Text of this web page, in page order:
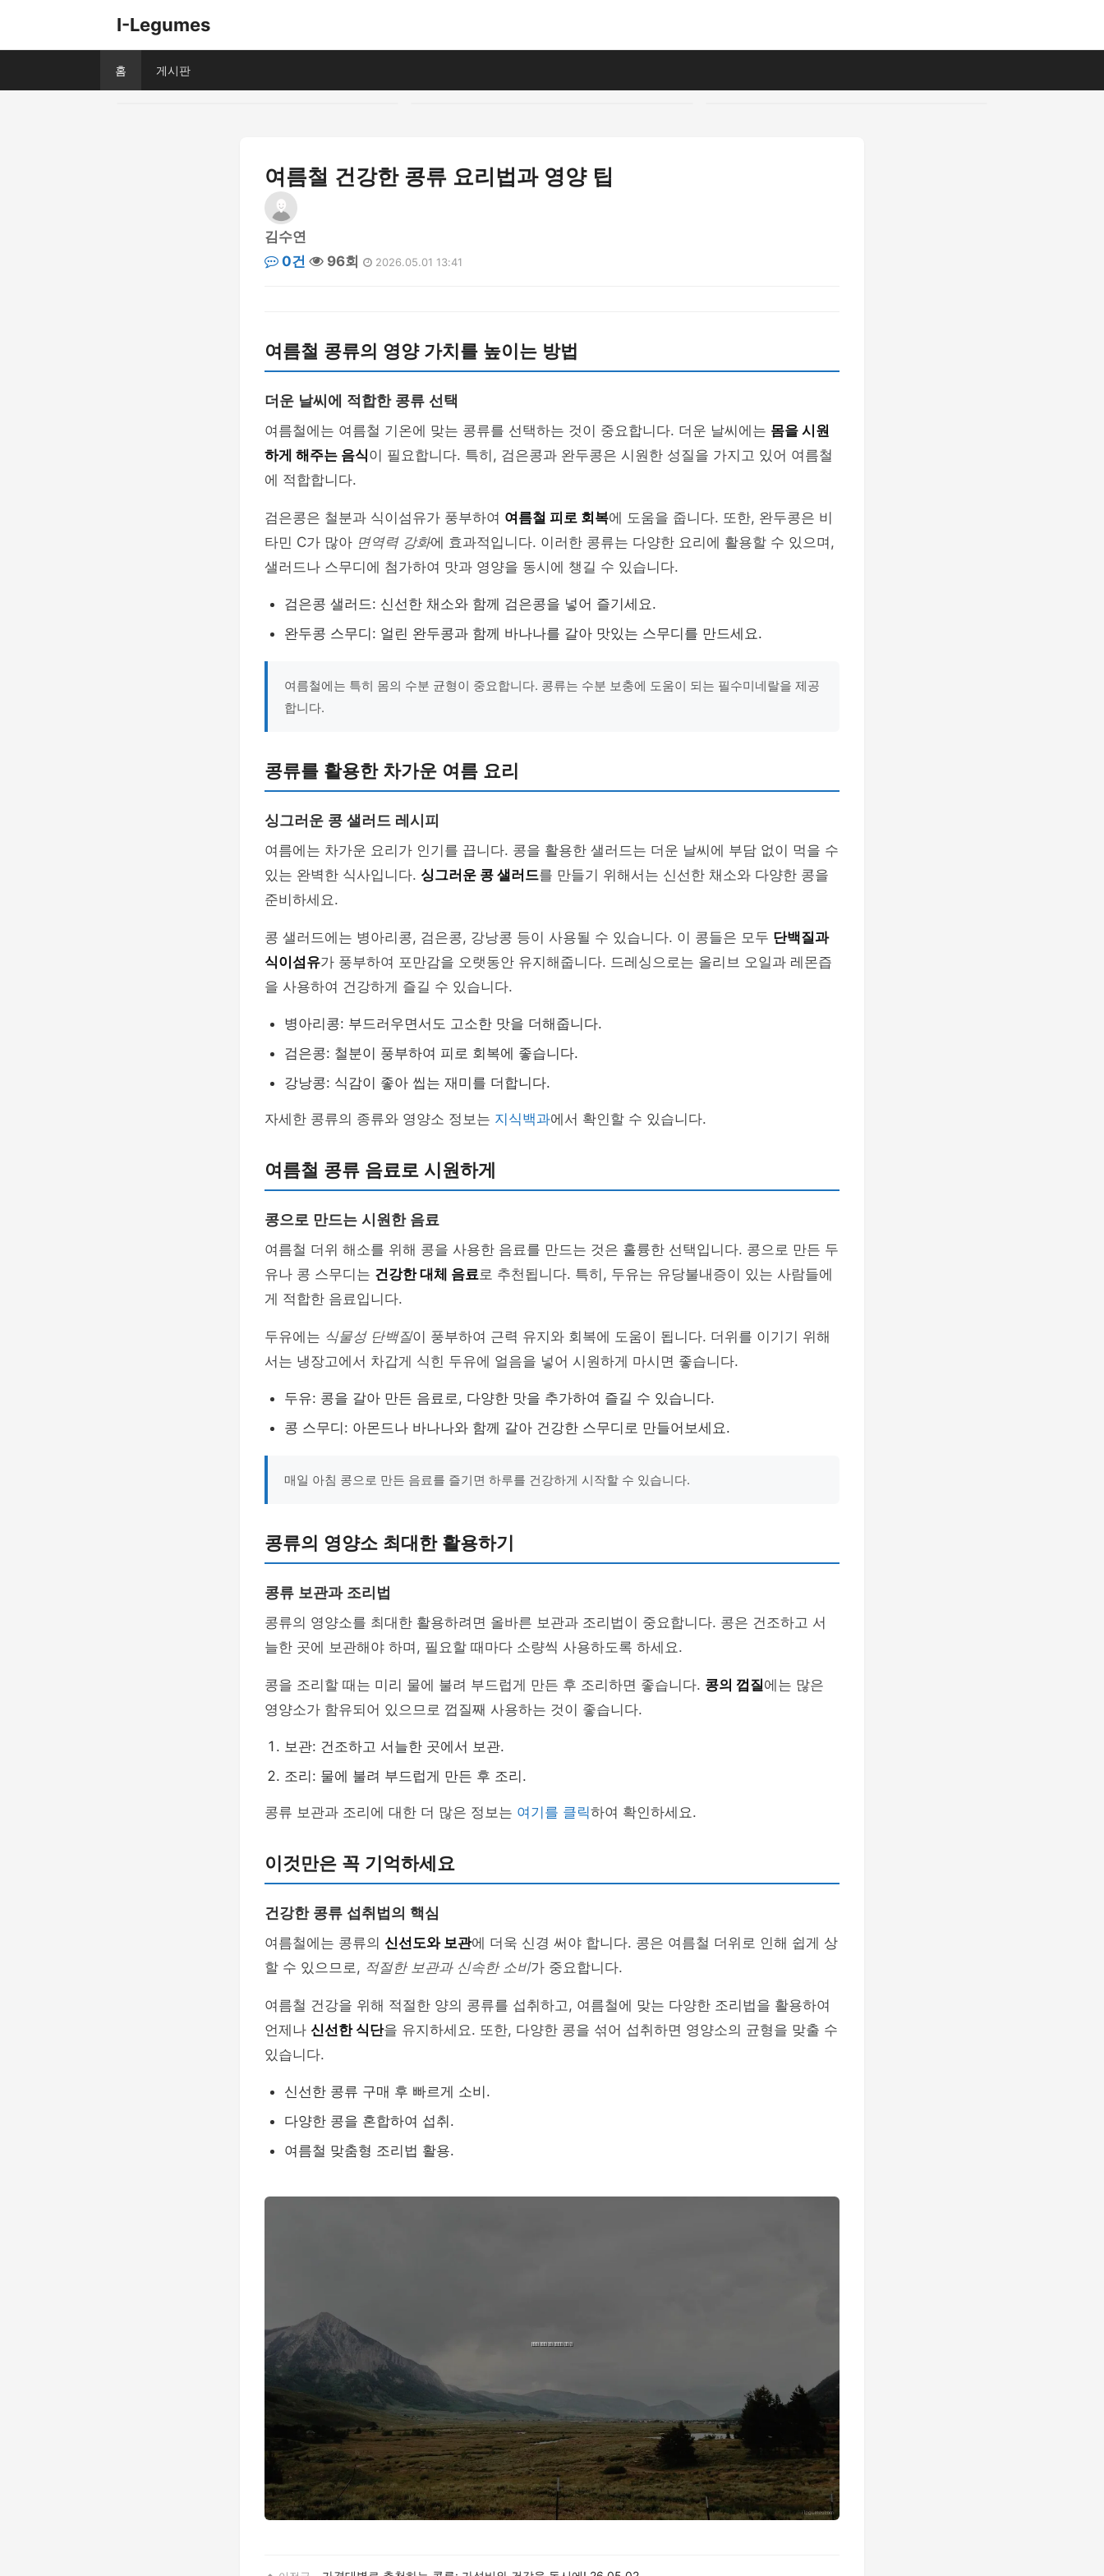
I-Legumes
홈 게시판
여름철 건강한 콩류 요리법과 영양 팁
김수연
0건
96회 2026.05.01 13:41
여름철 콩류의 영양 가치를 높이는 방법
더운 날씨에 적합한 콩류 선택
여름철에는 여름철 기온에 맞는 콩류를 선택하는 것이 중요합니다. 더운 날씨에는 몸을 시원
하게 해주는 음식이 필요합니다. 특히, 검은콩과 완두콩은 시원한 성질을 가지고 있어 여름철
에 적합합니다.
검은콩은 철분과 식이섬유가 풍부하여 여름철 피로 회복에 도움을 줍니다. 또한, 완두콩은 비
타민 C가 많아 면역력 강화에 효과적입니다. 이러한 콩류는 다양한 요리에 활용할 수 있으며,
샐러드나 스무디에 첨가하여 맛과 영양을 동시에 챙길 수 있습니다.
검은콩 샐러드: 신선한 채소와 함께 검은콩을 넣어 즐기세요.
완두콩 스무디: 얼린 완두콩과 함께 바나나를 갈아 맛있는 스무디를 만드세요.
여름철에는 특히 몸의 수분 균형이 중요합니다. 콩류는 수분 보충에 도움이 되는 필수미네랄을 제공
합니다.
콩류를 활용한 차가운 여름 요리
싱그러운 콩 샐러드 레시피
여름에는 차가운 요리가 인기를 끕니다. 콩을 활용한 샐러드는 더운 날씨에 부담 없이 먹을 수
있는 완벽한 식사입니다. 싱그러운 콩 샐러드를 만들기 위해서는 신선한 채소와 다양한 콩을
준비하세요.
콩 샐러드에는 병아리콩, 검은콩, 강낭콩 등이 사용될 수 있습니다. 이 콩들은 모두 단백질과
식이섬유가 풍부하여 포만감을 오랫동안 유지해줍니다. 드레싱으로는 올리브 오일과 레몬즙
을 사용하여 건강하게 즐길 수 있습니다.
병아리콩: 부드러우면서도 고소한 맛을 더해줍니다.
검은콩: 철분이 풍부하여 피로 회복에 좋습니다.
강낭콩: 식감이 좋아 씹는 재미를 더합니다.
자세한 콩류의 종류와 영양소 정보는 지식백과에서 확인할 수 있습니다.
여름철 콩류 음료로 시원하게
콩으로 만드는 시원한 음료
여름철 더위 해소를 위해 콩을 사용한 음료를 만드는 것은 훌륭한 선택입니다. 콩으로 만든 두
유나 콩 스무디는 건강한 대체 음료로 추천됩니다. 특히, 두유는 유당불내증이 있는 사람들에
게 적합한 음료입니다.
두유에는 식물성 단백질이 풍부하여 근력 유지와 회복에 도움이 됩니다. 더위를 이기기 위해
서는 냉장고에서 차갑게 식힌 두유에 얼음을 넣어 시원하게 마시면 좋습니다.
두유: 콩을 갈아 만든 음료로, 다양한 맛을 추가하여 즐길 수 있습니다.
콩 스무디: 아몬드나 바나나와 함께 갈아 건강한 스무디로 만들어보세요.
매일 아침 콩으로 만든 음료를 즐기면 하루를 건강하게 시작할 수 있습니다.
콩류의 영양소 최대한 활용하기
콩류 보관과 조리법
콩류의 영양소를 최대한 활용하려면 올바른 보관과 조리법이 중요합니다. 콩은 건조하고 서
늘한 곳에 보관해야 하며, 필요할 때마다 소량씩 사용하도록 하세요.
콩을 조리할 때는 미리 물에 불려 부드럽게 만든 후 조리하면 좋습니다. 콩의 껍질에는 많은
영양소가 함유되어 있으므로 껍질째 사용하는 것이 좋습니다.
보관: 건조하고 서늘한 곳에서 보관.
조리: 물에 불려 부드럽게 만든 후 조리.
콩류 보관과 조리에 대한 더 많은 정보는 여기를 클릭하여 확인하세요.
이것만은 꼭 기억하세요
건강한 콩류 섭취법의 핵심
여름철에는 콩류의 신선도와 보관에 더욱 신경 써야 합니다. 콩은 여름철 더위로 인해 쉽게 상
할 수 있으므로, 적절한 보관과 신속한 소비가 중요합니다.
여름철 건강을 위해 적절한 양의 콩류를 섭취하고, 여름철에 맞는 다양한 조리법을 활용하여
언제나 신선한 식단을 유지하세요. 또한, 다양한 콩을 섞어 섭취하면 영양소의 균형을 맞출 수
있습니다.
신선한 콩류 구매 후 빠르게 소비.
다양한 콩을 혼합하여 섭취.
여름철 맞춤형 조리법 활용.